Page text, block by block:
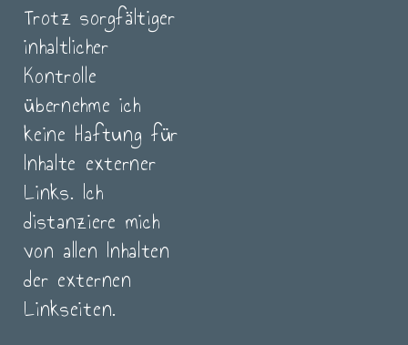
Trotz sorgfältiger
inhaltlicher
Kontrolle
übernehme ich
keine Haftung für
Inhalte externer
Links. Ich
distanziere mich
von allen Inhalten
der externen
Linkseiten.